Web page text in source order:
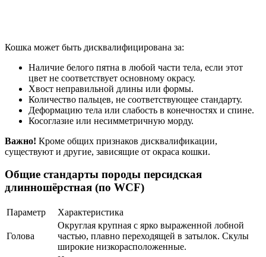
Кошка может быть дисквалифицирована за:
Наличие белого пятна в любой части тела, если этот
цвет не соответствует основному окрасу.
Хвост неправильной длины или формы.
Количество пальцев, не соответствующее стандарту.
Деформацию тела или слабость в конечностях и спине.
Косоглазие или несимметричную морду.
Важно! Кроме общих признаков дисквалификации,
существуют и другие, зависящие от окраса кошки.
Общие стандарты породы персидская
длинношёрстная (по WCF)
Параметр Характеристика
Голова
Округлая крупная с ярко выраженной лобной
частью, плавно переходящей в затылок. Скулы
широкие низкорасположенные.